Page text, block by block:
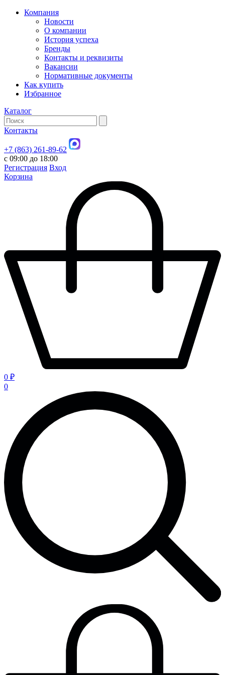
Компания
Новости
О компании
История успеха
Бренды
Контакты и реквизиты
Вакансии
Нормативные документы
Как купить
Избранное
Каталог
Контакты
+7 (863) 261-89-62
с 09:00 до 18:00
Регистрация Вход
Корзина
0 ₽
0